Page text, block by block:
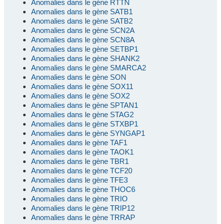
Anomalies dans le gène RTTN
Anomalies dans le gène SATB1
Anomalies dans le gène SATB2
Anomalies dans le gène SCN2A
Anomalies dans le gène SCN8A
Anomalies dans le gène SETBP1
Anomalies dans le gène SHANK2
Anomalies dans le gène SMARCA2
Anomalies dans le gène SON
Anomalies dans le gène SOX11
Anomalies dans le gène SOX2
Anomalies dans le gène SPTAN1
Anomalies dans le gène STAG2
Anomalies dans le gène STXBP1
Anomalies dans le gène SYNGAP1
Anomalies dans le gène TAF1
Anomalies dans le gène TAOK1
Anomalies dans le gène TBR1
Anomalies dans le gène TCF20
Anomalies dans le gène TFE3
Anomalies dans le gène THOC6
Anomalies dans le gène TRIO
Anomalies dans le gène TRIP12
Anomalies dans le gène TRRAP